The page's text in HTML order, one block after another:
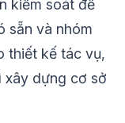
kiểm soát để
sẵn và nhóm
thiết kế tác vụ,
xây dựng cơ sở